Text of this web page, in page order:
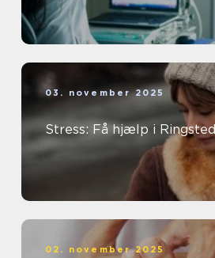
03. november 2025
Stress: Få hjælp i Ringsted
02. november 2025